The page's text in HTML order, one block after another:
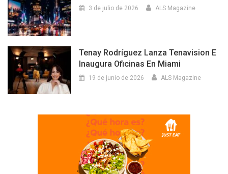
3 de julio de 2026 ALS Magazine
Tenay Rodríguez Lanza Tenavision E
Inaugura Oficinas En Miami
19 de junio de 2026 ALS Magazine